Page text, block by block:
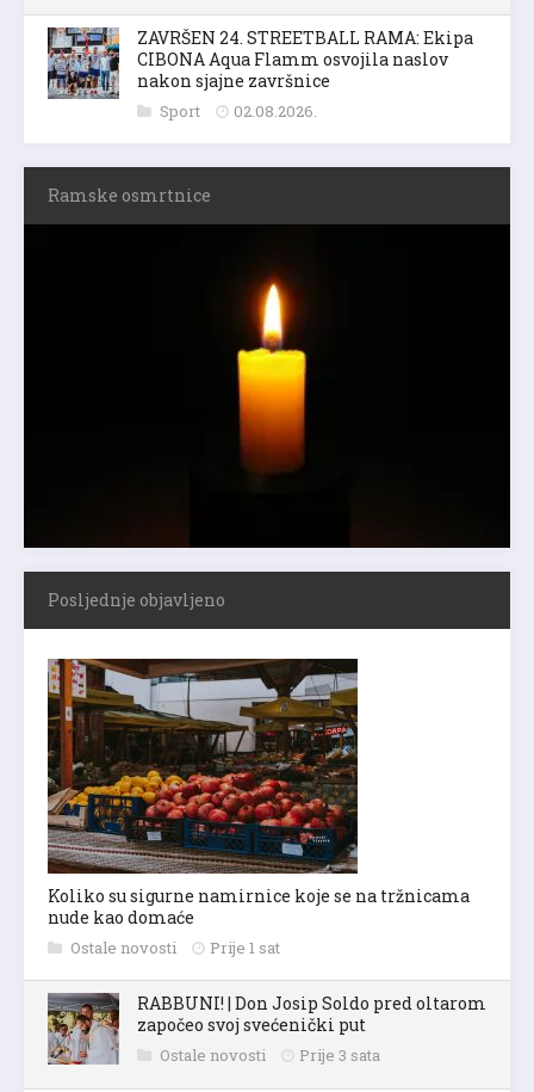
ZAVRŠEN 24. STREETBALL RAMA: Ekipa
CIBONA Aqua Flamm osvojila naslov
nakon sjajne završnice
Sport 02.08.2026.
Ramske osmrtnice
Posljednje objavljeno
Koliko su sigurne namirnice koje se na tržnicama
nude kao domaće
Ostale novosti Prije 1 sat
RABBUNI! | Don Josip Soldo pred oltarom
započeo svoj svećenički put
Ostale novosti Prije 3 sata